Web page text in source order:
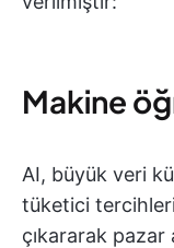
Makine
AI, büyük veri
tüketici
çıkararak pazar